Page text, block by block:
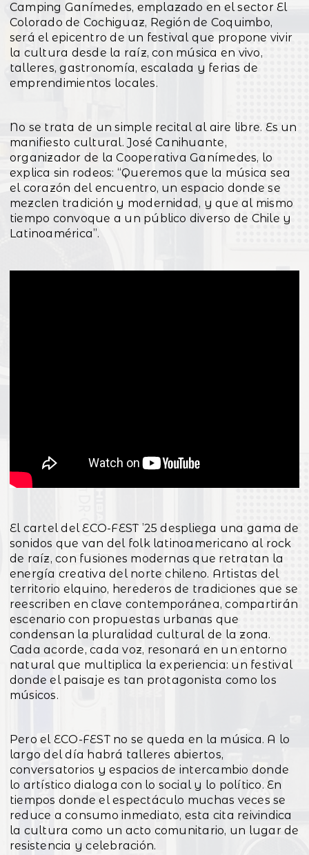
Camping Ganímedes, emplazado en el sector El
Colorado de Cochiguaz, Región de Coquimbo,
será el epicentro de un festival que propone vivir
la cultura desde la raíz, con música en vivo,
talleres, gastronomía, escalada y ferias de
emprendimientos locales.
No se trata de un simple recital al aire libre. Es un
manifiesto cultural. José Canihuante,
organizador de la Cooperativa Ganímedes, lo
explica sin rodeos: “Queremos que la música sea
el corazón del encuentro, un espacio donde se
mezclen tradición y modernidad, y que al mismo
tiempo convoque a un público diverso de Chile y
Latinoamérica”.
El cartel del ECO-FEST ’25 despliega una gama de
sonidos que van del folk latinoamericano al rock
de raíz, con fusiones modernas que retratan la
energía creativa del norte chileno. Artistas del
territorio elquino, herederos de tradiciones que se
reescriben en clave contemporánea, compartirán
escenario con propuestas urbanas que
condensan la pluralidad cultural de la zona.
Cada acorde, cada voz, resonará en un entorno
natural que multiplica la experiencia: un festival
donde el paisaje es tan protagonista como los
músicos.
Pero el ECO-FEST no se queda en la música. A lo
largo del día habrá talleres abiertos,
conversatorios y espacios de intercambio donde
lo artístico dialoga con lo social y lo político. En
tiempos donde el espectáculo muchas veces se
reduce a consumo inmediato, esta cita reivindica
la cultura como un acto comunitario, un lugar de
resistencia y celebración.